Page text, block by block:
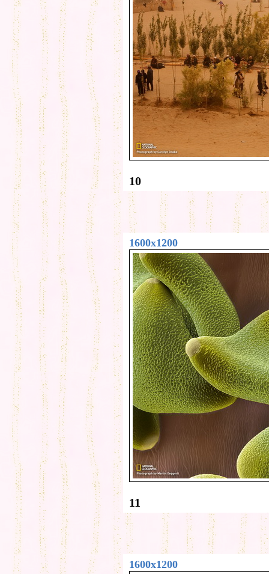
10
1600x1200
11
1600x1200